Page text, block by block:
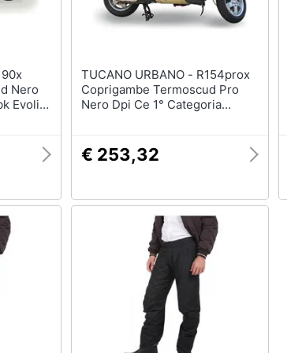
Nero
Evolis
TUCANO URBANO - R154prox
Coprigambe Termoscud Pro
Nero Dpi Ce 1° Categoria
€ 253,32